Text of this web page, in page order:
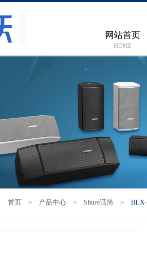
网站首页
HOME
首页 > 产品中心 > Shure话筒 >